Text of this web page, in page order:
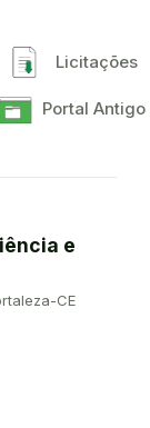
Licitações
Portal Antigo
e
CE